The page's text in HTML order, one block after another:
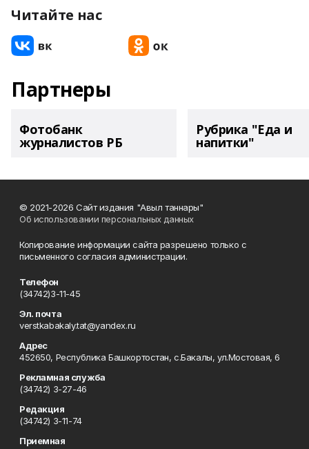
Читайте нас
Партнеры
Фотобанк
журналистов РБ
Рубрика "Еда и
напитки"
© 2021-2026 Сайт издания "Авыл таннары"
Об использовании персональных данных
Копирование информации сайта разрешено только с
письменного согласия администрации.
Телефон
(34742)3-11-45
Эл. почта
verstkabakaly.tat@yandex.ru
Адрес
452650, Республика Башкортостан, с.Бакалы, ул.Мостовая, 6
Рекламная служба
(34742) 3-27-46
Редакция
(34742) 3-11-74
Приемная